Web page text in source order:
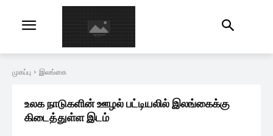
முகப்பு இலங்கை
உலக நாடுகளின் ஊழல் பட்டியலில் இலங்கைக்கு
கிடைத்துள்ள இடம்